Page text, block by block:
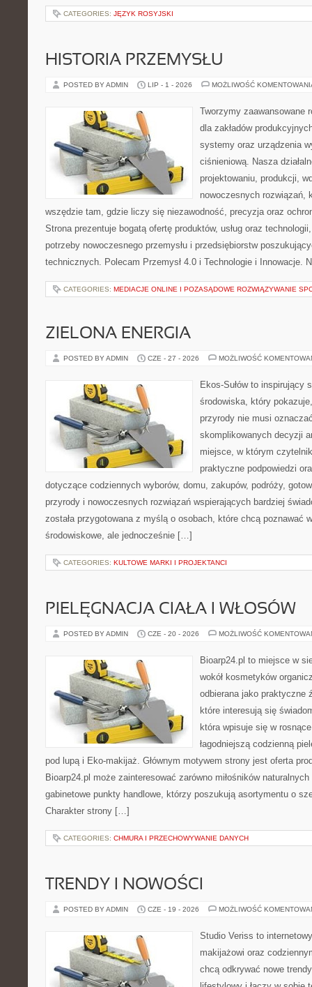
CATEGORIES: JĘZYK ROSYJSKI
HISTORIA PRZEMYSŁU
POSTED BY ADMIN LIP - 1 - 2026 MOŻLIWOŚĆ
Tworzymy zaawansowane
dla zakładów
systemy oraz urządzenia
ciśnieniową. Nasza
projektowaniu, produkcji,
nowoczesnych rozwiązań,
wszędzie tam, gdzie liczy się niezawodność, precyzja oraz
Strona prezentuje bogatą ofertę produktów, usług oraz
potrzeby nowoczesnego przemysłu i przedsiębiorstw
technicznych. Polecam Przemysł 4.0 i Technologie i Innowacje.
CATEGORIES: MEDIACJE ONLINE I POZASĄDOWE ROZWIĄZYWANIE
ZIELONA ENERGIA
POSTED BY ADMIN CZE - 27 - 2026 MOŻLIWOŚĆ
Ekos-Sułów to inspirujący
środowiska, który
przyrody nie musi
skomplikowanych decyzji
miejsce, w którym
praktyczne podpowiedzi
dotyczące codziennych wyborów, domu, zakupów, podróży,
przyrody i nowoczesnych rozwiązań wspierających bardziej
została przygotowana z myślą o osobach, które chcą poznawać
środowiskowe, ale jednocześnie […]
CATEGORIES: KULTOWE MARKI I PROJEKTANCI
PIELĘGNACJA CIAŁA I WŁOSÓW
POSTED BY ADMIN CZE - 20 - 2026 MOŻLIWOŚĆ
Bioarp24.pl to miejsce w
wokół kosmetyków
odbierana jako praktyczne
które interesują się
która wpisuje się w
łagodniejszą codzienną
pod lupą i Eko-makijaż. Głównym motywem strony jest oferta
Bioarp24.pl może zainteresować zarówno miłośników
gabinetowe punkty handlowe, którzy poszukują asortymentu o
Charakter strony […]
CATEGORIES: CHMURA I PRZECHOWYWANIE DANYCH
TRENDY I NOWOŚCI
POSTED BY ADMIN CZE - 19 - 2026 MOŻLIWOŚĆ
Studio Veriss to
makijażowi oraz
chcą odkrywać nowe